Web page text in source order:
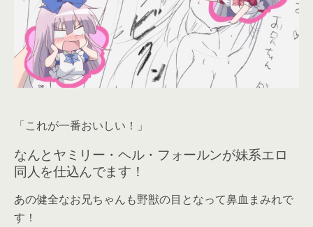
「これが一番おいしい！」
なんとヤミリー・ヘル・フォールンが妹系エロ
同人を仕込んでます！
あの健全なお兄ちゃんも野獣の目となって鼻血まみれで
す！